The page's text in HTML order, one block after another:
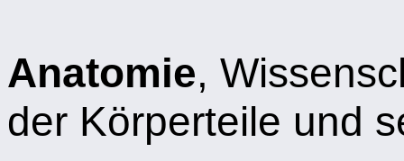
Anatomie,
der Körperteile und